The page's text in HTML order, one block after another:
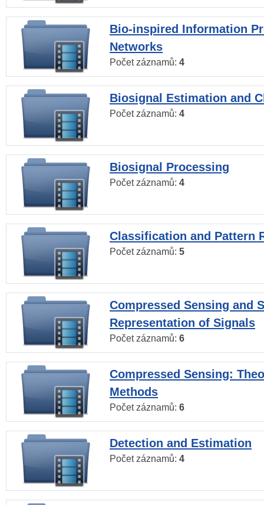
Bio-inspired Information
Networks
Počet záznamů: 4
Biosignal Estimation and
Počet záznamů: 4
Biosignal Processing
Počet záznamů: 4
Classification and Pattern
Počet záznamů: 5
Compressed Sensing and
Representation of Signals
Počet záznamů: 6
Compressed Sensing:
Methods
Počet záznamů: 6
Detection and Estimation
Počet záznamů: 4